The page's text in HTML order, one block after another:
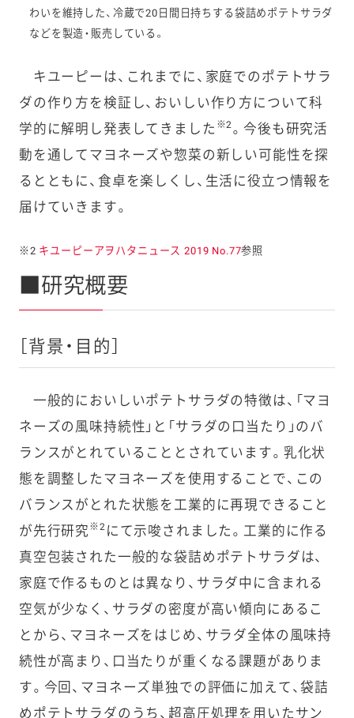
わいを維持した、冷蔵で20日間日持ちする袋詰めポテトサラダ
などを製造・販売している。
キユーピーは、これまでに、家庭でのポテトサラ
ダの作り方を検証し、おいしい作り方について科
学的に解明し発表してきました ※2。今後も研究活
動を通してマヨネーズや惣菜の新しい可能性を探
るとともに、食卓を楽しくし、生活に役立つ情報を
届けていきます。
※2 キユーピーアヲハタニュース 2019 No.77参照
■研究概要
［背景・目的］
一般的においしいポテトサラダの特徴は、「マヨ
ネーズの風味持続性」と「サラダの口当たり」のバ
ランスがとれていることとされています。乳化状
態を調整したマヨネーズを使用することで、この
バランスがとれた状態を工業的に再現できること
が先行研究 ※2 にて示唆されました。工業的に作る
真空包装された一般的な袋詰めポテトサラダは、
家庭で作るものとは異なり、サラダ中に含まれる
空気が少なく、サラダの密度が高い傾向にあるこ
とから、マヨネーズをはじめ、サラダ全体の風味持
続性が高まり、口当たりが重くなる課題がありま
す。今回、マヨネーズ単独での評価に加えて、袋詰
めポテトサラダのうち、超高圧処理を用いたサン